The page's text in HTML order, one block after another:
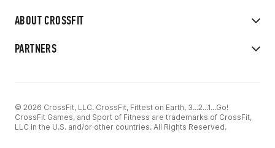
ABOUT CROSSFIT
PARTNERS
© 2026 CrossFit, LLC. CrossFit, Fittest on Earth, 3...2...1...Go!
CrossFit Games, and Sport of Fitness are trademarks of CrossFit,
LLC in the U.S. and/or other countries. All Rights Reserved.